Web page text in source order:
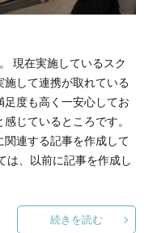
イ
ト
現在実施しているスク
して連携が取れている
度も高く一安心してお
じているところです。
連する記事を作成して
は、以前に記事を作成し
続きを読む